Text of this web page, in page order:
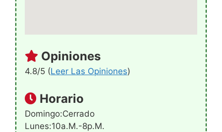
Opiniones
4.8/5 (Leer Las Opiniones)
Horario
Domingo:Cerrado
Lunes:10a.m.-8p.m.